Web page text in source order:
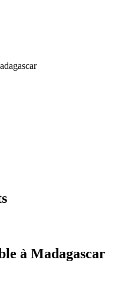
à Madagascar